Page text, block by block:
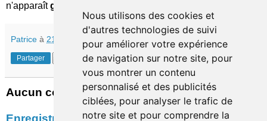
Nous utilisons des cookies et
d'autres technologies de suivi
pour améliorer votre expérience
de navigation sur notre site, pour
vous montrer un contenu
personnalisé et des publicités
ciblées, pour analyser le trafic de
notre site et pour comprendre la
n'apparaîtguère enthousiasmant
Patrice à 21:30
Partager
Aucun commentaire:
Enregistrer un commentaire